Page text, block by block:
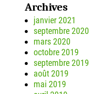
Archives
janvier 2021
septembre 2020
mars 2020
octobre 2019
septembre 2019
août 2019
mai 2019